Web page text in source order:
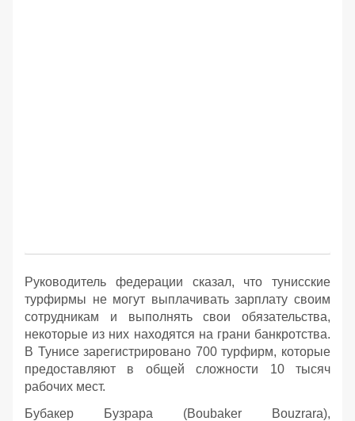
Руководитель федерации сказал, что тунисские
турфирмы не могут выплачивать зарплату своим
сотрудникам и выполнять свои обязательства,
некоторые из них находятся на грани банкротства.
В Тунисе зарегистрировано 700 турфирм, которые
предоставляют в общей сложности 10 тысяч
рабочих мест.
Бубакер Бузрара (Boubaker Bouzrara),